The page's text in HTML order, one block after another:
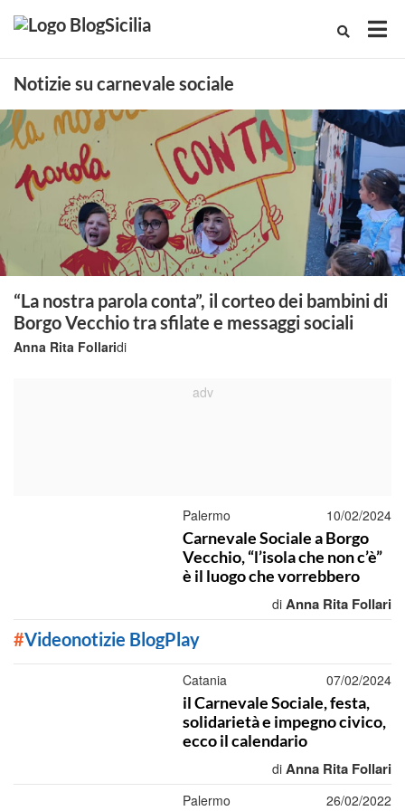
Notizie su carnevale sociale
“La nostra parola conta”, il corteo dei bambini di
Borgo Vecchio tra sfilate e messaggi sociali
di
Anna Rita Follari
Palermo 10/02/2024
Carnevale Sociale a Borgo
Vecchio, “l’isola che non c’è”
è il luogo che vorrebbero
di Anna Rita Follari
#Videonotizie BlogPlay
Catania 07/02/2024
il Carnevale Sociale, festa,
solidarietà e impegno civico,
ecco il calendario
di Anna Rita Follari
Palermo 26/02/2022